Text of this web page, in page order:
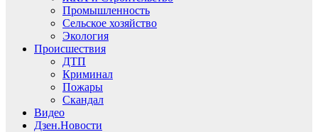
Промышленность
Сельское хозяйство
Экология
Происшествия
ДТП
Криминал
Пожары
Скандал
Видео
Дзен.Новости